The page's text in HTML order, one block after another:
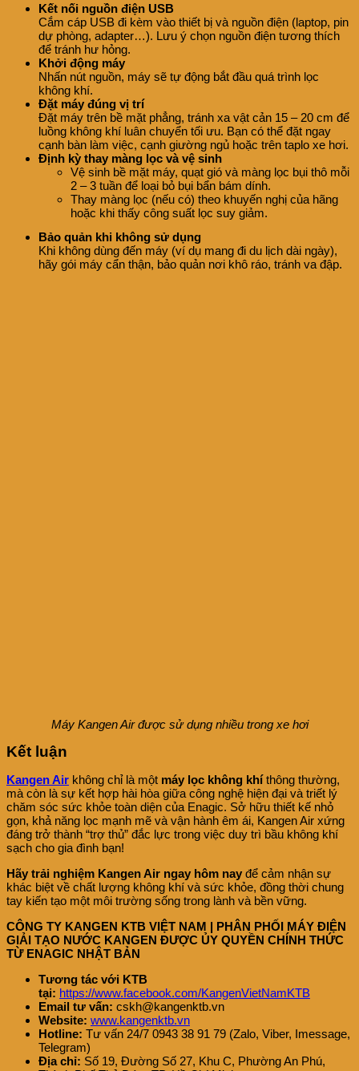
Kết nối nguồn điện USB
Cắm cáp USB đi kèm vào thiết bị và nguồn điện (laptop, pin
dự phòng, adapter…). Lưu ý chọn nguồn điện tương thích
để tránh hư hỏng.
Khởi động máy
Nhấn nút nguồn, máy sẽ tự động bắt đầu quá trình lọc
không khí.
Đặt máy đúng vị trí
Đặt máy trên bề mặt phẳng, tránh xa vật cản 15 – 20 cm để
luồng không khí luân chuyển tối ưu. Bạn có thể đặt ngay
cạnh bàn làm việc, cạnh giường ngủ hoặc trên taplo xe hơi.
Định kỳ thay màng lọc và vệ sinh
Vệ sinh bề mặt máy, quạt gió và màng lọc bụi thô mỗi
2 – 3 tuần để loại bỏ bụi bẩn bám dính.
Thay màng lọc (nếu có) theo khuyến nghị của hãng
hoặc khi thấy công suất lọc suy giảm.
Bảo quản khi không sử dụng
Khi không dùng đến máy (ví dụ mang đi du lịch dài ngày),
hãy gói máy cẩn thận, bảo quản nơi khô ráo, tránh va đập.
Máy Kangen Air được sử dụng nhiều trong xe hơi
Kết luận
Kangen Air không chỉ là một máy lọc không khíthông thường,
mà còn là sự kết hợp hài hòa giữa công nghệ hiện đại và triết lý
chăm sóc sức khỏe toàn diện của Enagic. Sở hữu thiết kế nhỏ
gọn, khả năng lọc mạnh mẽ và vận hành êm ái, Kangen Air xứng
đáng trở thành “trợ thủ” đắc lực trong việc duy trì bầu không khí
sạch cho gia đình bạn!
Hãy trải nghiệm Kangen Air ngay hôm nay để cảm nhận sự
khác biệt về chất lượng không khí và sức khỏe, đồng thời chung
tay kiến tạo một môi trường sống trong lành và bền vững.
CÔNG TY KANGEN KTB VIỆT NAM | PHÂN PHỐI MÁY ĐIỆN
GIẢI TẠO NƯỚC KANGEN ĐƯỢC ỦY QUYỀN CHÍNH THỨC
TỪ ENAGIC NHẬT BẢN
Tương tác với KTB
tại: https://www.facebook.com/KangenVietNamKTB
Email tư vấn: cskh@kangenktb.vn
Website: www.kangenktb.vn
Hotline: Tư vấn 24/7 0943 38 91 79 (Zalo, Viber, Imessage,
Telegram)
Địa chỉ: Số 19, Đường Số 27, Khu C, Phường An Phú,